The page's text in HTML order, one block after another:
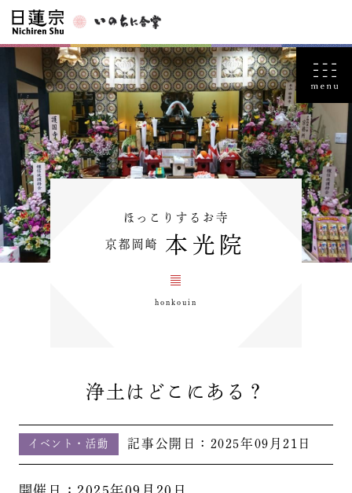
ほっこりするお寺
京都岡崎 本光院
honkouin
浄土はどこにある？
イベント・活動 記事公開日： 2025年09月21日
開催日：2025年09月20日